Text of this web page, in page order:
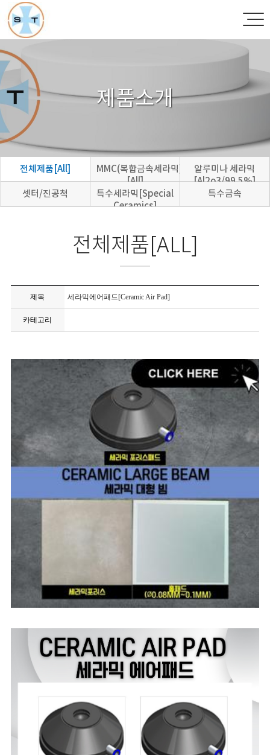
제품소개
전체제품[All]
MMC(복합금속세라믹)
[All]
알루미나 세라믹
[Al2o3/99.5%]
셋터/진공척
특수세라믹[Special
Ceramics]
특수금속
전체제품[ALL]
제목 세라믹에어패드[Ceramic Air Pad]
카테고리